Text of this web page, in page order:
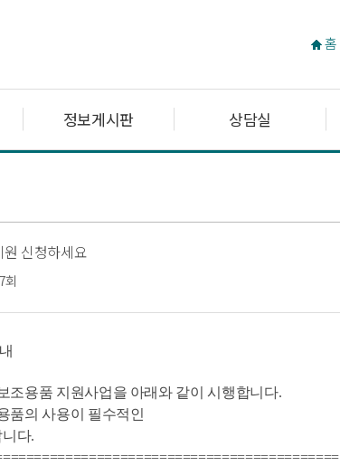
홈
정보게시판 상담실
신청하세요
용품 지원사업을 아래와 같이 시행합니다.
의 사용이 필수적인
다.